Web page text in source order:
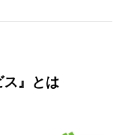
』とは